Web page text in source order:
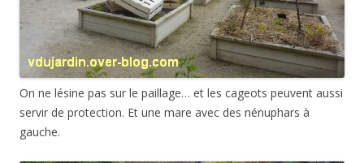
On ne lésine pas sur le paillage… et les cageots peuvent aussi
servir de protection. Et une mare avec des nénuphars à
gauche.